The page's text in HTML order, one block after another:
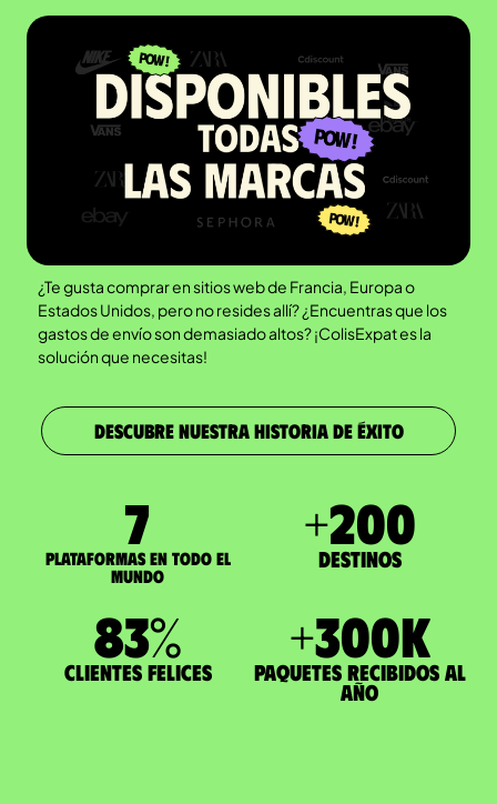
¿Te gusta comprar en sitios web de Francia, Europa o
Estados Unidos, pero no resides allí? ¿Encuentras que los
gastos de envío son demasiado altos? ¡ColisExpat es la
solución que necesitas!
DESCUBRE NUESTRA HISTORIA DE ÉXITO
7
Plataformas en todo el
mundo
+200
Destinos
83%
Clientes felices
+300K
paquetes recibidos al
año